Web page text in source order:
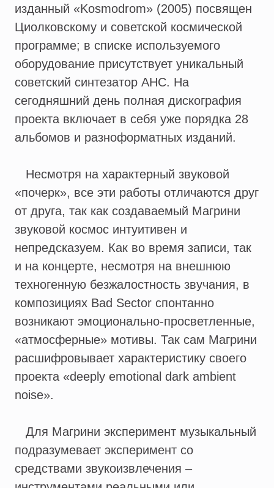
изданный «Kosmodrom» (2005) посвящен
Циолковскому и советской космической
программе; в списке используемого
оборудование присутствует уникальный
советский синтезатор АНС. На
сегодняшний день полная дискография
проекта включает в себя уже порядка 28
альбомов и разноформатных изданий.
Несмотря на характерный звуковой
«почерк», все эти работы отличаются друг
от друга, так как создаваемый Магрини
звуковой космос интуитивен и
непредсказуем. Как во время записи, так
и на концерте, несмотря на внешнюю
техногенную безжалостность звучания, в
композициях Bad Sector спонтанно
возникают эмоционально-просветленные,
«атмосферные» мотивы. Так сам Магрини
расшифровывает характеристику своего
проекта «deeply emotional dark ambient
noise».
Для Магрини эксперимент музыкальный
подразумевает эксперимент со
средствами звукоизвлечения –